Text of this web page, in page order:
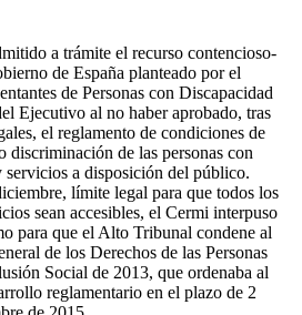
a trámite el recurso contencioso-
de España planteado por el
de Personas con Discapacidad
Ejecutivo al no haber aprobado, tras
el reglamento de condiciones de
discriminación de las personas con
servicios a disposición del público.
límite legal para que todos los
sean accesibles, el Cermi interpuso
para que el Alto Tribunal condene al
de los Derechos de las Personas
Social de 2013, que ordenaba al
reglamentario en el plazo de 2